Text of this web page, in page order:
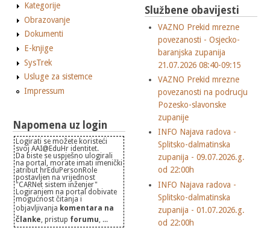
Kategorije
Obrazovanje
Dokumenti
E-knjige
SysTrek
Usluge za sistemce
Impressum
Napomena uz login
Logirati se možete koristeći
svoj AAI@EduHr identitet.
Da biste se uspješno ulogirali
na portal, morate imati imenički
atribut hrEduPersonRole
postavljen na vrijednost
"CARNet sistem inženjer"
Logiranjem na portal dobivate
mogućnost čitanja i
objavljivanja komentara na
članke, pristup forumu, ...
Službene obavijesti
VAZNO Prekid mrezne
povezanosti - Osjecko-
baranjska zupanija
21.07.2026 08:40-09:15
VAZNO Prekid mrezne
povezanosti na podrucju
Pozesko-slavonske
zupanije
INFO Najava radova -
Splitsko-dalmatinska
zupanija - 09.07.2026.g.
od 22:00h
INFO Najava radova -
Splitsko-dalmatinska
zupanija - 01.07.2026.g.
od 22:00h